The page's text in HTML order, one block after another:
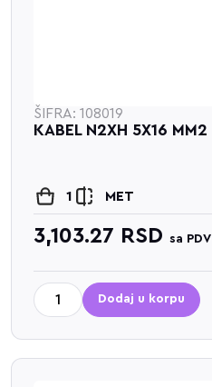
ŠIFRA: 108019
KABEL N2XH 5X16 MM2
1 MET
3,103.27 RSD sa PDV
Dodaj u korpu